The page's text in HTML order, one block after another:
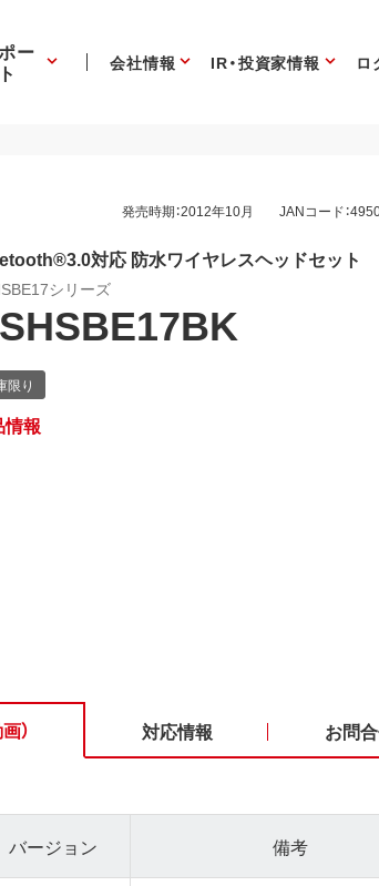
ー
ト 会社情報 IR・投資家情報 ロ
発売時期：2012年10月 JANコード：
対応 防水ワイヤレスヘッドセット
シリーズ
報
） 対応情報 お問
バージョン 備考